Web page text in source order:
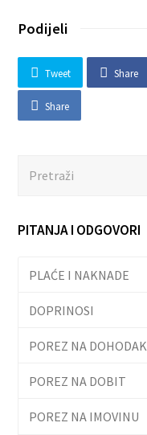
Podijeli
Tweet Share
Share
PITANJA I ODGOVORI
PLAĆE I NAKNADE
DOPRINOSI
POREZ NA DOHODAK
POREZ NA DOBIT
POREZ NA IMOVINU